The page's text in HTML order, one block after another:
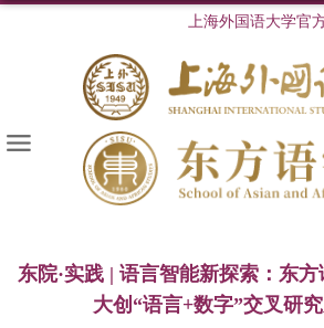
上海外国语大学官
东院·实践 | 语言智能新探索：东方
大创“语言+数字”交叉研